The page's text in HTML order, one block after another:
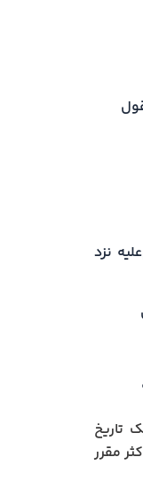
نزد
تاریخ
مقرر